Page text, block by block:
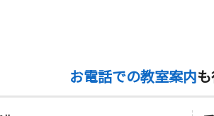
お電話での教室案内